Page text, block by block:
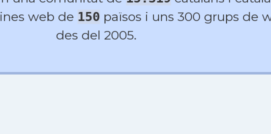
web de 150 països i uns 300 grups de
des del 2005.